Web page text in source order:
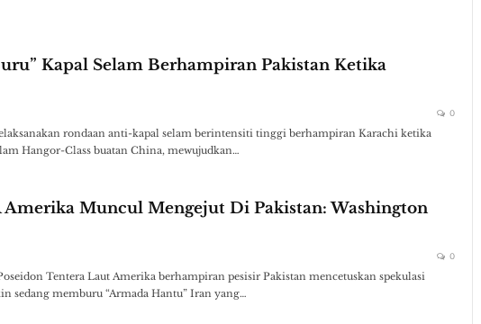
Kapal Selam Berhampiran Pakistan Ketika
0
rondaan anti-kapal selam berintensiti tinggi berhampiran Karachi ketika
Hangor-Class buatan China, mewujudkan…
Amerika Muncul Mengejut Di Pakistan: Washington
0
Tentera Laut Amerika berhampiran pesisir Pakistan mencetuskan spekulasi
sedang memburu “Armada Hantu” Iran yang…